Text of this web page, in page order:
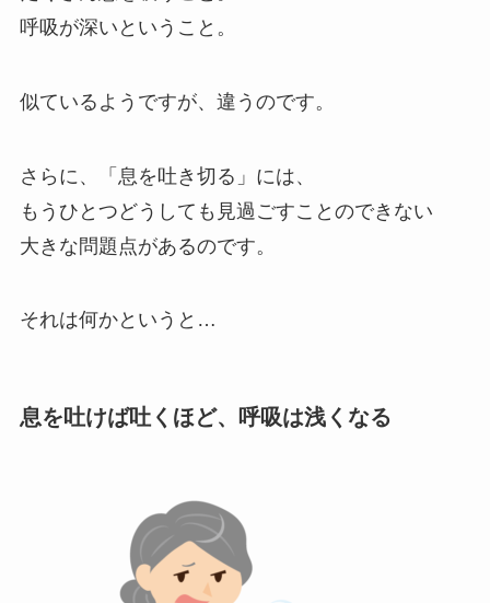
呼吸が深いということ。
似ているようですが、違うのです。
さらに、「息を吐き切る」には、
もうひとつどうしても見過ごすことのできない
大きな問題点があるのです。
それは何かというと…
息を吐けば吐くほど、呼吸は浅くなる